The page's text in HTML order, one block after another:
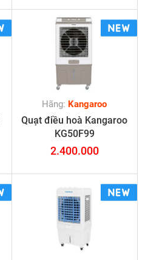
Hãng: Kangaroo
Quạt điều hoà Kangaroo
KG50F99
2.400.000